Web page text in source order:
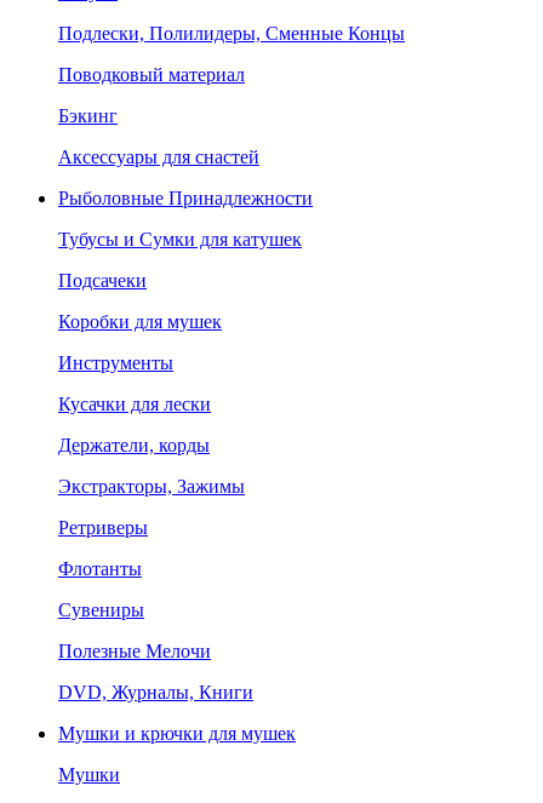
Подлески, Полилидеры, Сменные Концы
Поводковый материал
Бэкинг
Аксессуары для снастей
Рыболовные Принадлежности
Тубусы и Сумки для катушек
Подсачеки
Коробки для мушек
Инструменты
Кусачки для лески
Держатели, корды
Экстракторы, Зажимы
Ретриверы
Флотанты
Сувениры
Полезные Мелочи
DVD, Журналы, Книги
Мушки и крючки для мушек
Мушки